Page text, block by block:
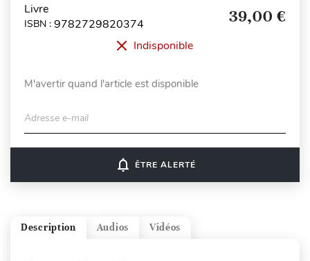
Livre
ISBN : 9782729820374 39,00 €
Indisponible
M'avertir quand l'article est disponible
Adresse e-mail
notifications_none ÊTRE ALERTÉ
Vidéos
Audios
Description